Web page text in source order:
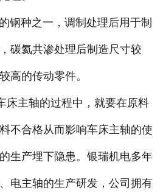
种之一，调制处理后用于制
碳氦共渗处理后制造尺寸较
高的传动零件。
主轴的过程中，就要在原料
不合格从而影响车床主轴的使
生产埋下隐患。银瑞机电多年
电主轴的生产研发，公司拥有